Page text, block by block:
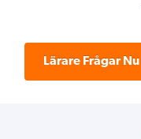
Lärare Frågar Nu